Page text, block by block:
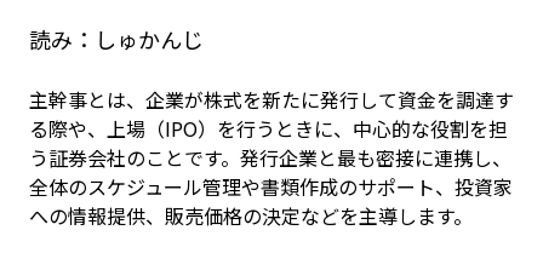
読み： しゅかんじ
主幹事とは、企業が株式を新たに発行して資金を調達す
る際や、上場（IPO）を行うときに、中心的な役割を担
う証券会社のことです。発行企業と最も密接に連携し、
全体のスケジュール管理や書類作成のサポート、投資家
への情報提供、販売価格の決定などを主導します。